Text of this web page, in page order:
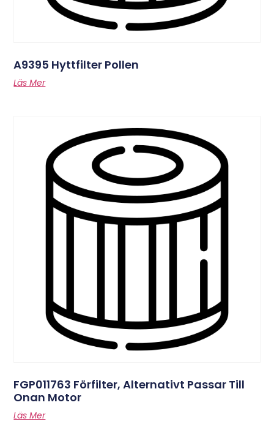
A9395 Hyttfilter Pollen
Läs Mer
FGP011763 Förfilter, Alternativt Passar Till
Onan Motor
Läs Mer